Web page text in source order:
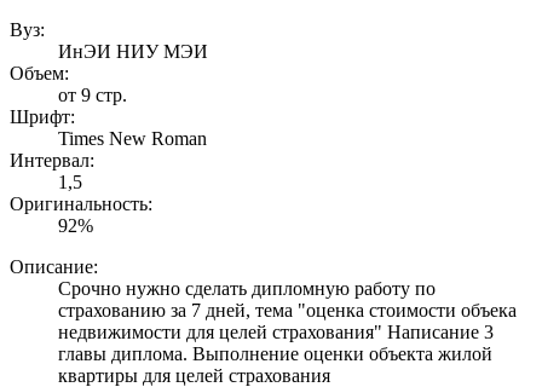
Вуз:
ИнЭИ НИУ МЭИ
Объем:
от 9 стр.
Шрифт:
Times New Roman
Интервал:
1,5
Оригинальность:
92%
Описание:
Срочно нужно сделать дипломную работу по
страхованию за 7 дней, тема "оценка стоимости объека
недвижимости для целей страхования" Написание 3
главы диплома. Выполнение оценки объекта жилой
квартиры для целей страхования